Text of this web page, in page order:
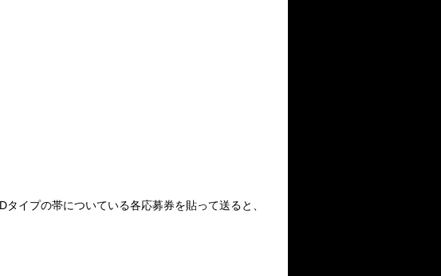
イプの帯についている各応募券を貼って送ると、